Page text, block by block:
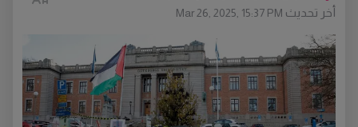
أخر تحديث Mar 26, 2025, 15:37 PM